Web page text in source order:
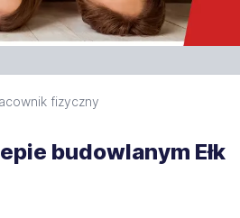
fizyczny
budowlanym Ełk